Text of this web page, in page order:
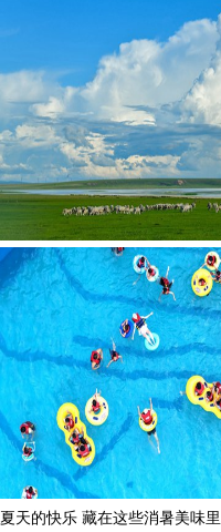
夏天的快乐 藏在这些消暑美味里